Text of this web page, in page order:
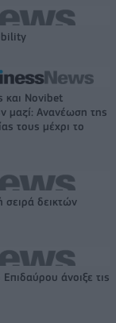
και Novibet
μαζί: Ανανέωση της
τους μέχρι το
σειρά δεικτών
άνοιξε τις